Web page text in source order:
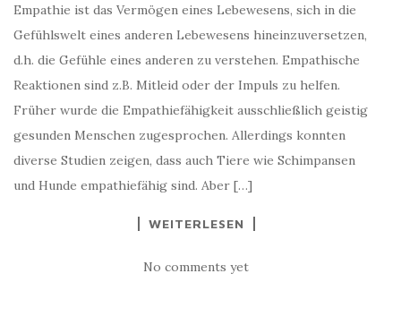
Empathie ist das Vermögen eines Lebewesens, sich in die
Gefühlswelt eines anderen Lebewesens hineinzuversetzen,
d.h. die Gefühle eines anderen zu verstehen. Empathische
Reaktionen sind z.B. Mitleid oder der Impuls zu helfen.
Früher wurde die Empathiefähigkeit ausschließlich geistig
gesunden Menschen zugesprochen. Allerdings konnten
diverse Studien zeigen, dass auch Tiere wie Schimpansen
und Hunde empathiefähig sind. Aber […]
WEITERLESEN
No comments yet